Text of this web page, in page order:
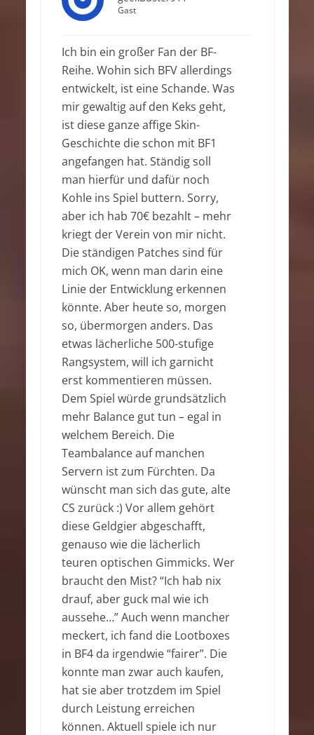
Gast
Ich bin ein großer Fan der BF-
Reihe. Wohin sich BFV allerdings
entwickelt, ist eine Schande. Was
mir gewaltig auf den Keks geht,
ist diese ganze affige Skin-
Geschichte die schon mit BF1
angefangen hat. Ständig soll
man hierfür und dafür noch
Kohle ins Spiel buttern. Sorry,
aber ich hab 70€ bezahlt – mehr
kriegt der Verein von mir nicht.
Die ständigen Patches sind für
mich OK, wenn man darin eine
Linie der Entwicklung erkennen
könnte. Aber heute so, morgen
so, übermorgen anders. Das
etwas lächerliche 500-stufige
Rangsystem, will ich garnicht
erst kommentieren müssen.
Dem Spiel würde grundsätzlich
mehr Balance gut tun – egal in
welchem Bereich. Die
Teambalance auf manchen
Servern ist zum Fürchten. Da
wünscht man sich das gute, alte
CS zurück :) Vor allem gehört
diese Geldgier abgeschafft,
genauso wie die lächerlich
teuren optischen Gimmicks. Wer
braucht den Mist? “Ich hab nix
drauf, aber guck mal wie ich
aussehe…” Auch wenn mancher
meckert, ich fand die Lootboxes
in BF4 da irgendwie “fairer”. Die
konnte man zwar auch kaufen,
hat sie aber trotzdem im Spiel
durch Leistung erreichen
können. Aktuell spiele ich nur